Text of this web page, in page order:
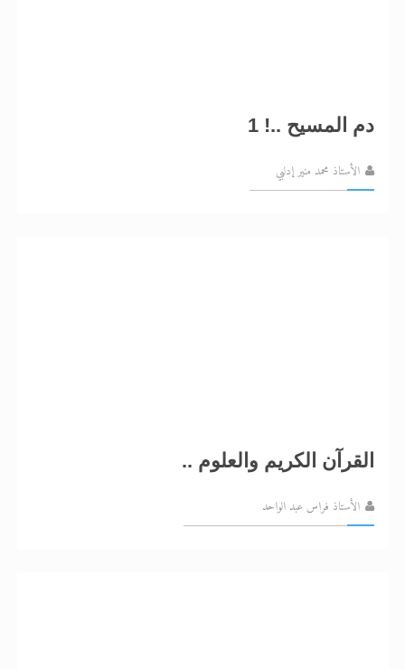
دم المسيح ..! 1
الأستاذ محمد منير إدلبي
القرآن الكريم والعلوم ..
الأستاذ فراس عبد الواحد